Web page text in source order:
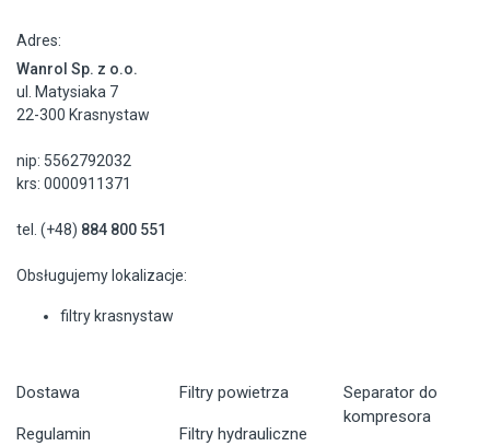
Adres:
Wanrol Sp. z o.o.
ul. Matysiaka 7
22-300 Krasnystaw
nip: 5562792032
krs: 0000911371
tel. (+48) 884 800 551
Obsługujemy lokalizacje:
filtry krasnystaw
Dostawa
Regulamin
Filtry powietrza
Filtry hydrauliczne
Separator do
kompresora